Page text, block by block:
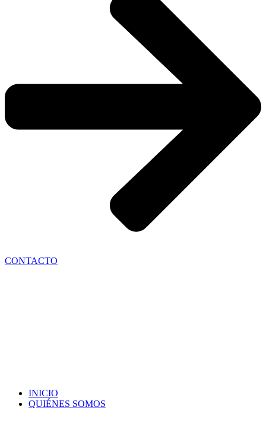
CONTACTO
INICIO
QUIÉNES SOMOS